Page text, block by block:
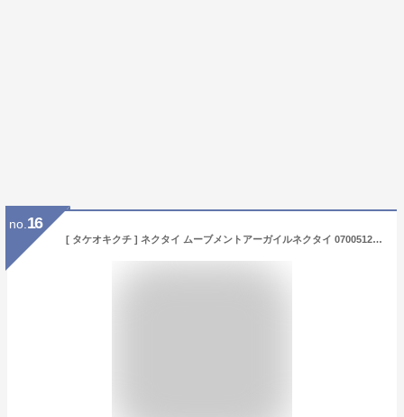
no. 16
[ タケオキクチ ] ネクタイ ムーブメントアーガイルネクタイ 07005128 メンズ ネイビー(293) 00